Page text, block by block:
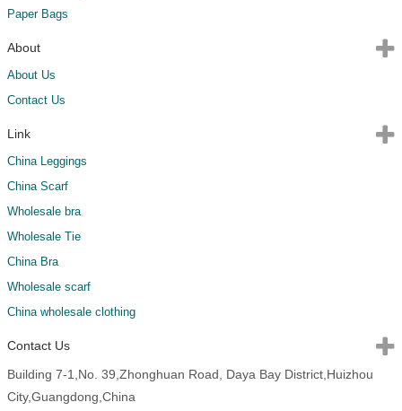
Paper Bags
About
About Us
Contact Us
Link
China Leggings
China Scarf
Wholesale bra
Wholesale Tie
China Bra
Wholesale scarf
China wholesale clothing
Contact Us
Building 7-1,No. 39,Zhonghuan Road, Daya Bay District,Huizhou
City,Guangdong,China